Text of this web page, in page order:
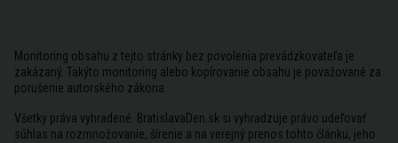
Monitoring obsahu z tejto stránky bez povolenia prevádzkovateľa je
zakázaný. Takýto monitoring alebo kopírovanie obsahu je považované za
porušenie autorského zákona.
Všetky práva vyhradené. BratislavaDen.sk si vyhradzuje právo udeľovať
súhlas na rozmnožovanie, šírenie a na verejný prenos tohto článku, jeho